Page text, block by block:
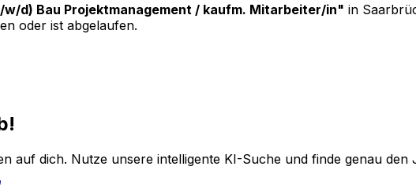
w/d) Bau Projektmanagement / kaufm. Mitarbeiter/in" in
oder ist abgelaufen.
auf dich. Nutze unsere intelligente KI-Suche und finde genau den